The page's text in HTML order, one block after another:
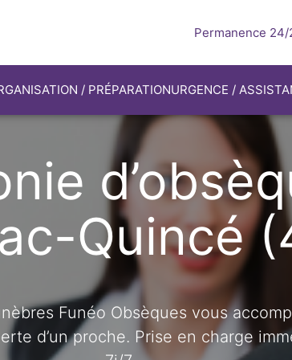
Permanence
/ PRÉPARATIONURGENCE /
Quincé
Funéo Obsèques vous
d’un proche. Prise en charge